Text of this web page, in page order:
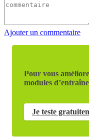
Ajouter un commentaire
Pour vous
modules
Je teste